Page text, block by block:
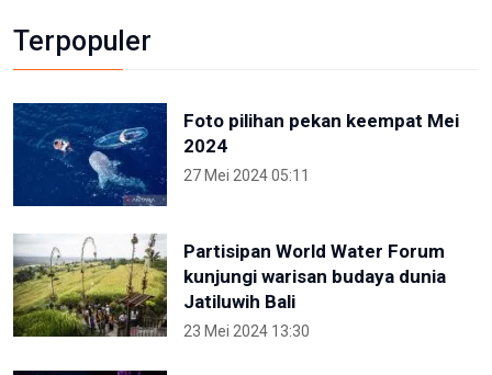
Terpopuler
Foto pilihan pekan keempat Mei
2024
27 Mei 2024 05:11
Partisipan World Water Forum
kunjungi warisan budaya dunia
Jatiluwih Bali
23 Mei 2024 13:30